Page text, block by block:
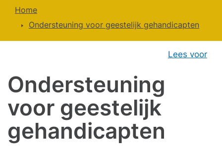
Home
Ondersteuning voor geestelijk gehandicapten
Lees voor
Ondersteuning
voor geestelijk
gehandicapten